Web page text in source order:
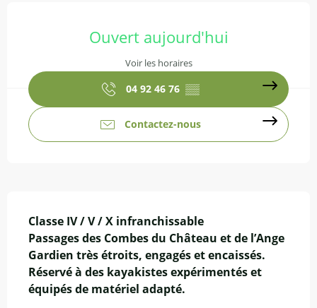
Ouvert aujourd'hui
Voir les horaires
04 92 46 76 ▒▒
Contactez-nous
Classe IV / V / X infranchissable
Passages des Combes du Château et de l’Ange
Gardien très étroits, engagés et encaissés.
Réservé à des kayakistes expérimentés et
équipés de matériel adapté.